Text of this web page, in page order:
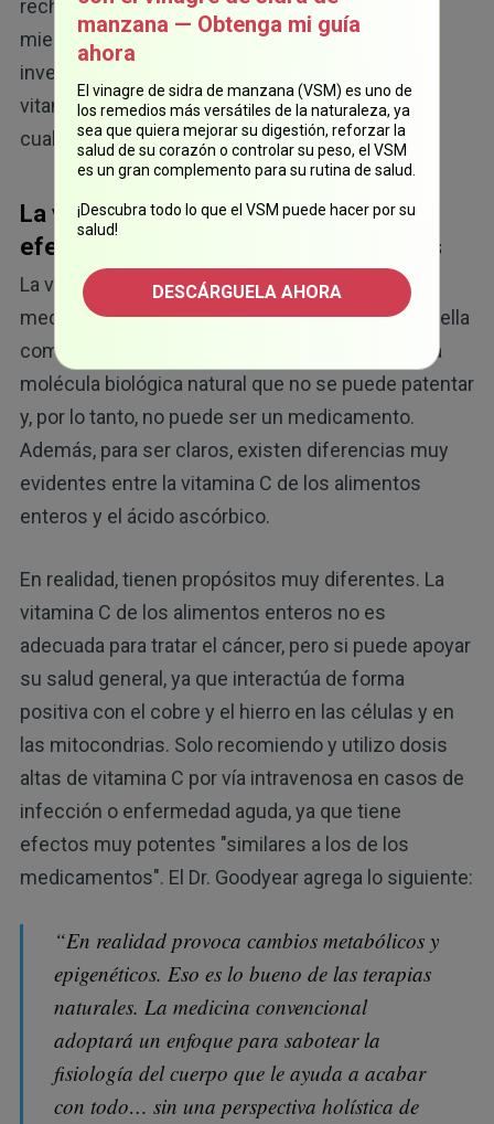
rechazo a la idea de que la vitamina C funciona,
mientras que, por otro lado, existe una creciente
investigación que apunta a que los efectos de la
vitamina C son tan poderosos como los de
cualquier otro medicamento.
La vitamina C es natural, pero produce
efectos similares a los medicamentos
La vitamina C produce efectos similares a los
medicamentos, por lo que me gusta referirme a ella
como un fármaco-mimético, pero aun así es una
molécula biológica natural que no se puede patentar
y, por lo tanto, no puede ser un medicamento.
Además, para ser claros, existen diferencias muy
evidentes entre la vitamina C de los alimentos
enteros y el ácido ascórbico.
En realidad, tienen propósitos muy diferentes. La
vitamina C de los alimentos enteros no es
adecuada para tratar el cáncer, pero si puede apoyar
su salud general, ya que interactúa de forma
positiva con el cobre y el hierro en las células y en
las mitocondrias. Solo recomiendo y utilizo dosis
altas de vitamina C por vía intravenosa en casos de
infección o enfermedad aguda, ya que tiene
efectos muy potentes "similares a los de los
medicamentos". El Dr. Goodyear agrega lo siguiente:
“En realidad provoca cambios metabólicos y
epigenéticos. Eso es lo bueno de las terapias
naturales. La medicina convencional
adoptará un enfoque para sabotear la
fisiología del cuerpo que le ayuda a acabar
con todo… sin una perspectiva holística de
manzana — Obtenga mi guía
ahora
El vinagre de sidra de manzana (VSM) es uno de
los remedios más versátiles de la naturaleza, ya
sea que quiera mejorar su digestión, reforzar la
salud de su corazón o controlar su peso, el VSM
es un gran complemento para su rutina de salud.
¡Descubra todo lo que el VSM puede hacer por su
salud!
DESCÁRGUELA AHORA